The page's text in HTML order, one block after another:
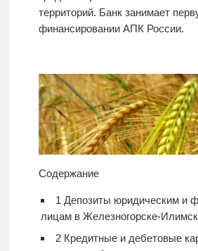
территорий. Банк занимает
финансировании АПК России.
Содержание
1 Депозиты юридическим и
лицам в Железногорске-
2Кредитные и дебетовые